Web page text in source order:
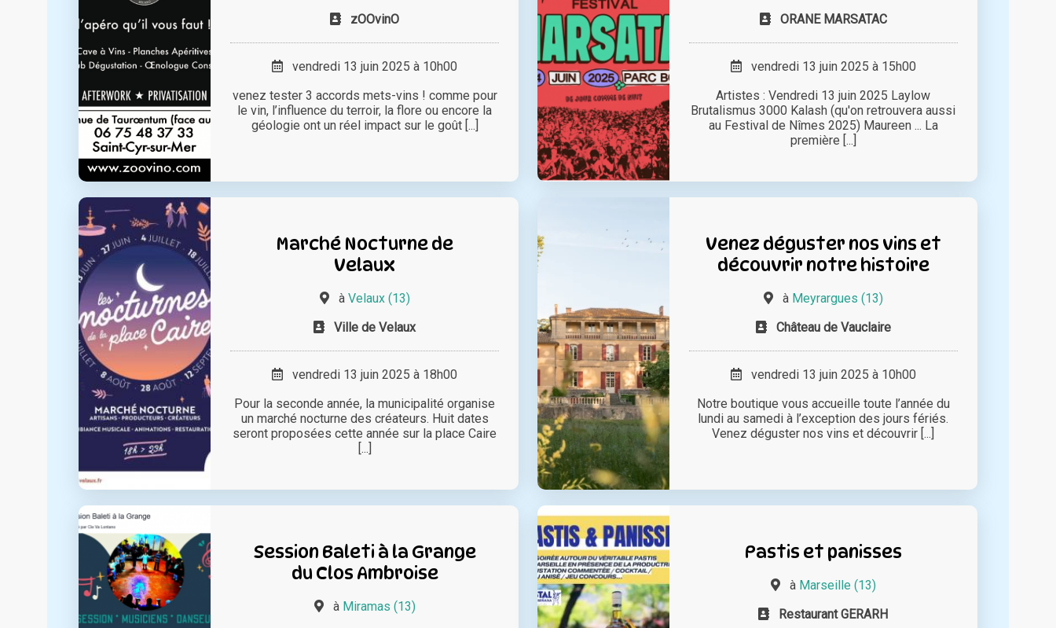
zOOvinO
vendredi 13 juin 2025 à 10h00
venez tester 3 accords mets-vins ! comme pour
le vin, l’influence du terroir, la flore ou encore la
géologie ont un réel impact sur le goût [...]
ORANE MARSATAC
vendredi 13 juin 2025 à 15h00
Artistes : Vendredi 13 juin 2025 Laylow
Brutalismus 3000 Kalash (qu'on retrouvera aussi
au Festival de Nîmes 2025) Maureen ... La
première [...]
Marché Nocturne de
Velaux
à Velaux (13)
Ville de Velaux
vendredi 13 juin 2025 à 18h00
Pour la seconde année, la municipalité organise
un marché nocturne des créateurs. Huit dates
seront proposées cette année sur la place Caire
[...]
Venez déguster nos vins et
découvrir notre histoire
à Meyrargues (13)
Château de Vauclaire
vendredi 13 juin 2025 à 10h00
Notre boutique vous accueille toute l’année du
lundi au samedi à l’exception des jours fériés.
Venez déguster nos vins et découvrir [...]
Session Baleti à la Grange
du Clos Ambroise
à Miramas (13)
Pastis et panisses
à Marseille (13)
Restaurant GERARH